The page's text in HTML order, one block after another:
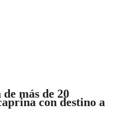
más de 20
con destino a